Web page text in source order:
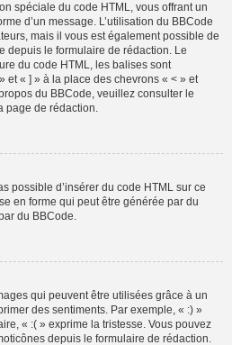
spéciale du code HTML, vous offrant un
d’un message. L’utilisation du BBCode
mais il vous est également possible de
depuis le formulaire de rédaction. Le
du code HTML, les balises sont
et « ] » à la place des chevrons « < » et
du BBCode, veuillez consulter le
page de rédaction.
possible d’insérer du code HTML sur ce
en forme qui peut être générée par du
du BBCode.
qui peuvent être utilisées grâce à un
des sentiments. Par exemple, « :) »
« :( » exprime la tristesse. Vous pouvez
depuis le formulaire de rédaction.